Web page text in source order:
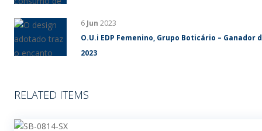
6 Jun 2023
O.U.i EDP Femenino, Grupo Boticário –
2023
RELATED ITEMS